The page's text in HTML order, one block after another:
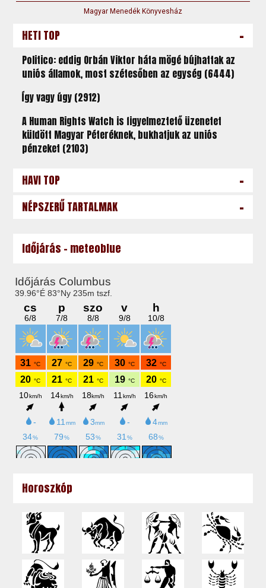
Magyar Menedék Könyvesház
HETI TOP -
Politico: eddig Orbán Viktor háta mögé bújhattak az
uniós államok, most szétesőben az egység (6444)
Így vagy úgy (2912)
A Human Rights Watch is figyelmeztető üzenetet
küldött Magyar Péteréknek, bukhatjuk az uniós
pénzeket (2103)
HAVI TOP -
NÉPSZERŰ TARTALMAK -
Időjárás - meteoblue
Horoszkóp